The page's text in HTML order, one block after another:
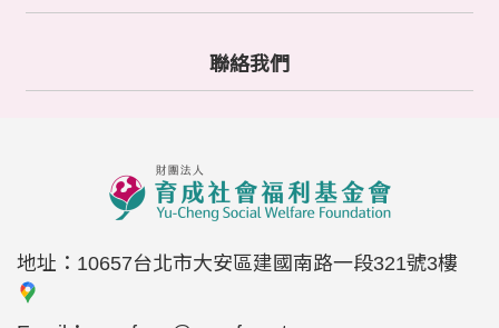
聯絡我們
地址： 10657台北市大安區建國南路一段321號3樓